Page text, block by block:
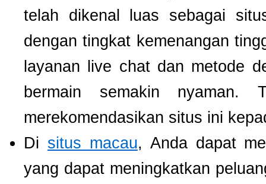
telah dikenal luas sebagai
dengan tingkat kemenangan
layanan live chat dan metode
bermain semakin
merekomendasikan situs ini
Di situs macau, Anda dapat
yang dapat meningkatkan